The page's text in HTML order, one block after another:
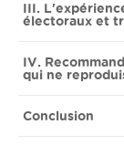
III.
électoraux et
IV.
qui ne
Conclusion